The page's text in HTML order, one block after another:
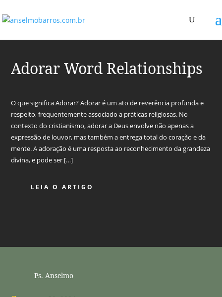
Adorar Word Relationships
O que significa Adorar? Adorar é um ato de reverência profunda e
respeito, frequentemente associado a práticas religiosas. No
contexto do cristianismo, adorar a Deus envolve não apenas a
expressão de louvor, mas também a entrega total do coração e da
mente. A adoração é uma resposta ao reconhecimento da grandeza
divina, e pode ser […]
LEIA O ARTIGO
Ps. Anselmo